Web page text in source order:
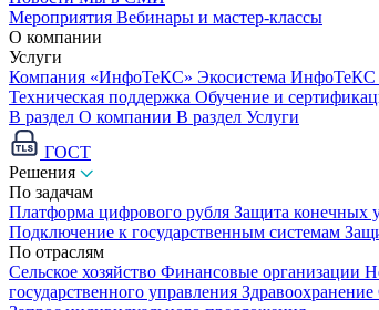
Мероприятия Вебинары и мастер-классы
О компании
Услуги
Компания «ИнфоТеКС» Экосистема ИнфоТеКС
Техническая поддержка Обучение и
В раздел О компании В раздел Услуги
ГОСТ
Решения
По задачам
Платформа цифрового рубля Защита конечных
Подключение к государственным системам
По отраслям
Сельское хозяйство Финансовые организации
государственного управления Здравоохранение